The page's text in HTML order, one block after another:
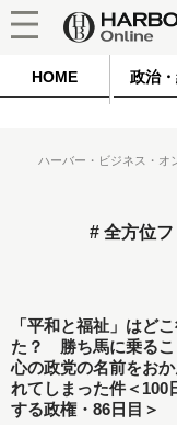
HOME 政治
ハーバー・ビジネス・オ
全方位
「平和と福祉」はど
た？ 勝ち馬に乗るこ
心の政党の名前をお
れてしまった件＜100
する政権・86日目＞